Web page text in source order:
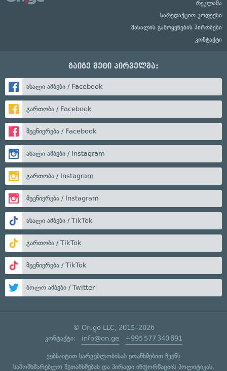
რეკლამა
სარედაქციო კოდექსი
მასალის გამოყენების პირობები
კონტაქტი
გაიგე მეტი პირველმა:
ახალი ამბები / Facebook
გართობა / Facebook
მეცნიერება / Facebook
ახალი ამბები / Instagram
გართობა / Instagram
მეცნიერება / Instagram
ახალი ამბები / TikTok
გართობა / TikTok
მეცნიერება / TikTok
ბოლო ამბები / Twitter
© On.ge LLC, 2015–2026
კონტაქტი: info@on.ge +995 577 340 891
ვებსაიტით სარგებლობისას ეთანხმებით ჩვენს
სამომხმარებლო შეთანხმებასდა პირადი ინფორმაციის პოლიტიკას.